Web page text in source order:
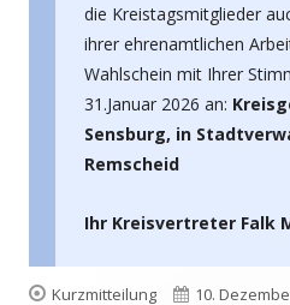
die Kreistagsmitglieder
ihrer ehrenamtlichen
Wahlschein mit Ihrer
31.Januar 2026 an:
Sensburg, in
Remscheid
Ihr Kreisvertreter Falk
Format
Kurzmitteilung 10.